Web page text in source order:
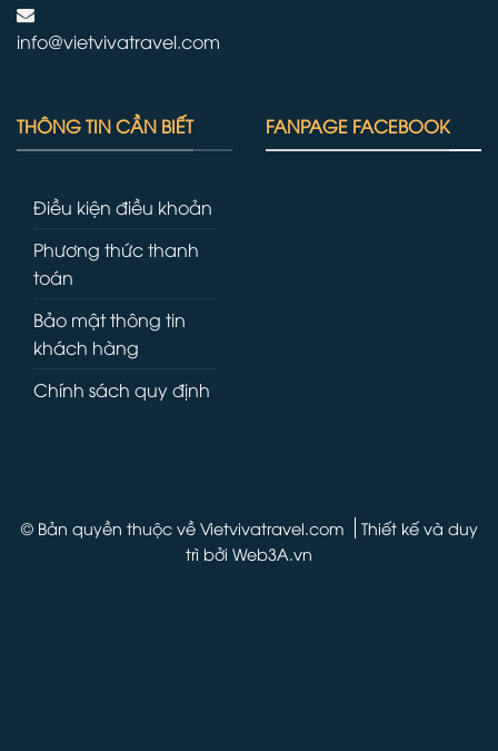
info@vietvivatravel.com
THÔNG TIN CẦN BIẾT
Điều kiện điều khoản
Phương thức thanh
toán
Bảo mật thông tin
khách hàng
Chính sách quy định
FANPAGE FACEBOOK
© Bản quyền thuộc về Vietvivatravel.com
Thiết kế và duy
trì bởi Web3A.vn